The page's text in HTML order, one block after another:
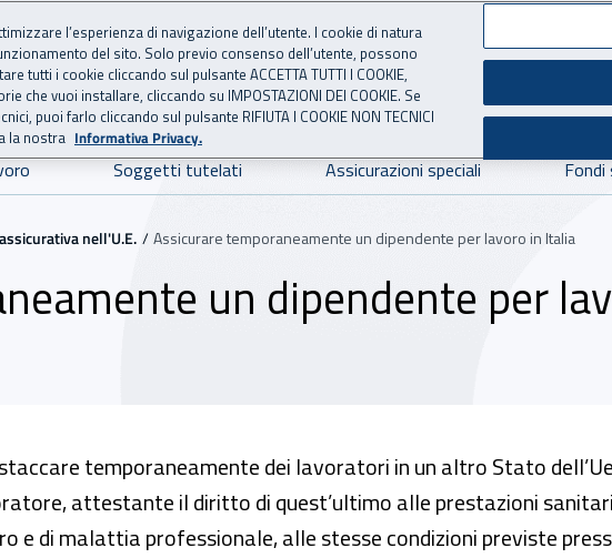
per l'Assicurazione
ASSICURAZIONE
Soggetti tutelati Assicurazioni speciali Fondi
nell'U.E. Assicurare temporaneamente un dipendente per lavoro in Italia
un dipendente per
temporaneamente dei lavoratori in un altro Stato
attestante il diritto di quest’ultimo alle prestazioni
e di malattia professionale, alle stesse condizioni previste
l’esperienza di navigazione dell’utente. I cookie di natura
del sito. Solo previo consenso dell’utente, possono
tutti i cookie cliccando sul pulsante ACCETTA TUTTI I COOKIE,
vuoi installare, cliccando su IMPOSTAZIONI DEI COOKIE. Se
puoi farlo cliccando sul pulsante RIFIUTA I COOKIE NON TECNICI
la nostra Informativa Privacy.